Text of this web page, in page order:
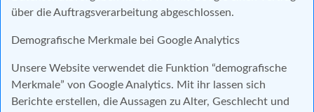
über die Auftragsverarbeitung abgeschlossen.
Demografische Merkmale bei Google Analytics
Unsere Website verwendet die Funktion “demografische
Merkmale” von Google Analytics. Mit ihr lassen sich
Berichte erstellen, die Aussagen zu Alter, Geschlecht und